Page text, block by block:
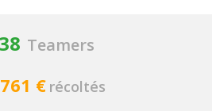
38 Teamers
€ récoltés